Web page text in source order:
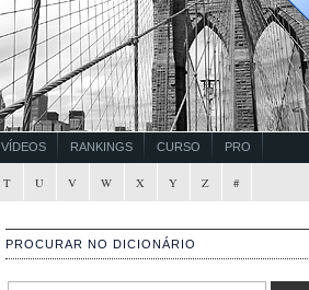
VÍDEOS RANKINGS CURSO PRO
T U V W X Y Z #
PROCURAR NO DICIONÁRIO